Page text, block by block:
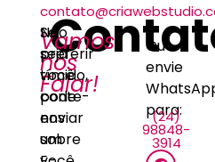
Vamos
nos
Falar!
Não
seja
tímido,
conte-
nos
sobre
Se
preferir
você
pode
enviar
um
Ou
envie
para:
(24)
98848-
3914